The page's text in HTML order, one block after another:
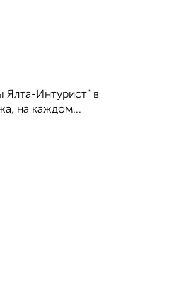
Ялта-Интурист" в
на каждом...